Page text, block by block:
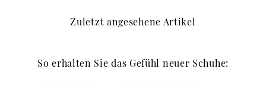
Zuletzt angesehene Artikel
So erhalten Sie das Gefühl neuer Schuhe: